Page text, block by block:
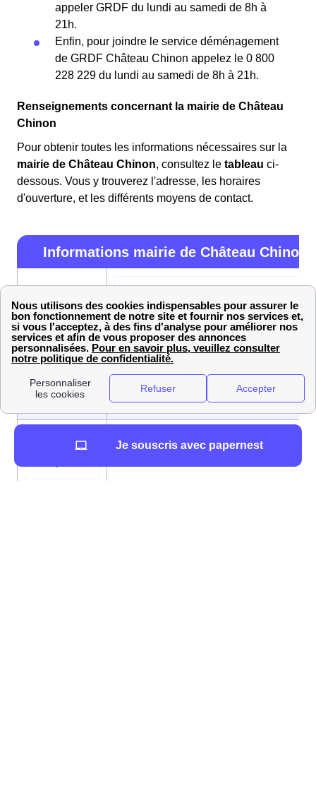
appeler GRDF du lundi au samedi de 8h à
21h.
Enfin, pour joindre le service déménagement
de GRDF Château Chinon appelez le 0 800
228 229 du lundi au samedi de 8h à 21h.
Renseignements concernant la mairie de Château
Chinon
Pour obtenir toutes les informations nécessaires sur la
mairie de Château Chinon, consultez le tableau ci-
dessous. Vous y trouverez l'adresse, les horaires
d'ouverture, et les différents moyens de contact.
Informations mairie de Château Chinon
Adresse
Mairie de Château-Chinon(Ville),
François-Mitterrand, BP 21, 58120
Château-Chinon (Ville)
Horaires
d’ouverture
Du lundi au vendredi de 09h00 à
et de 14h00 à 17h00
Numéro de
03 86 85 15 05
Je souscris avec papernest